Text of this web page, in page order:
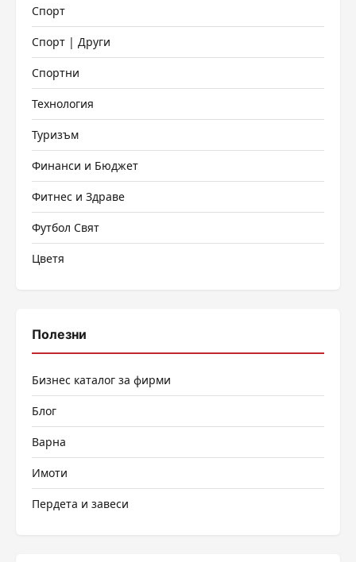
Спорт
Спорт | Други
Спортни
Технология
Туризъм
Финанси и Бюджет
Фитнес и Здраве
Футбол Свят
Цветя
Полезни
Бизнес каталог за фирми
Блог
Варна
Имоти
Пердета и завеси